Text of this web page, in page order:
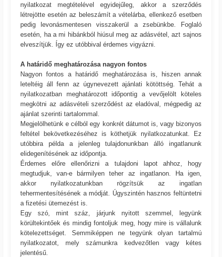
nyilatkozat megtételével egyidejűleg, akkor a szerződés
létrejötte esetén az beleszámít a vételárba, ellenkező esetben
pedig levonásmentesen visszakerül a zsebünkbe. Foglaló
esetén, ha a mi hibánkból hiúsul meg az adásvétel, azt sajnos
elveszítjük. Így ez utóbbival érdemes vigyázni.
A határidő meghatározása nagyon fontos
Nagyon fontos a határidő meghatározása is, hiszen annak
leteltéig áll fenn az úgynevezett ajánlati kötöttség. Tehát a
nyilatkozatban meghatározott időpontig a vevőjelölt köteles
megkötni az adásvételi szerződést az eladóval, mégpedig az
ajánlat szerinti tartalommal.
Megjelölhetünk e célból egy konkrét dátumot is, vagy bizonyos
feltétel bekövetkezéséhez is köthetjük nyilatkozatunkat. Ez
utóbbira példa a jelenleg tulajdonunkban álló ingatlanunk
elidegenítésének az időpontja.
Érdemes előre ellenőrizni a tulajdoni lapot ahhoz, hogy
megtudjuk, van-e bármilyen teher az ingatlanon. Ha igen,
akkor nyilatkozatunkban rögzítsük az ingatlan
tehermentesítésének a módját. Úgyszintén hasznos feltüntetni
a fizetési ütemezést is.
Egy szó, mint száz, járjunk nyitott szemmel, legyünk
körültekintőek és mindig fontoljuk meg, hogy mire is vállalunk
kötelezettséget. Semmiképpen ne tegyünk olyan tartalmú
nyilatkozatot, mely számunkra kedvezőtlen vagy kétes
jelentésű.